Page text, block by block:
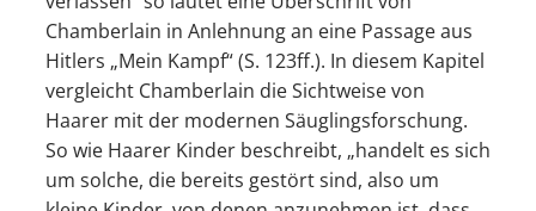
Chamberlain in Anlehnung an eine Passage aus
Hitlers „Mein Kampf“ (S. 123ff.). In diesem Kapitel
vergleicht Chamberlain die Sichtweise von
Haarer mit der modernen Säuglingsforschung.
So wie Haarer Kinder beschreibt, „handelt es sich
um solche, die bereits gestört sind, also um